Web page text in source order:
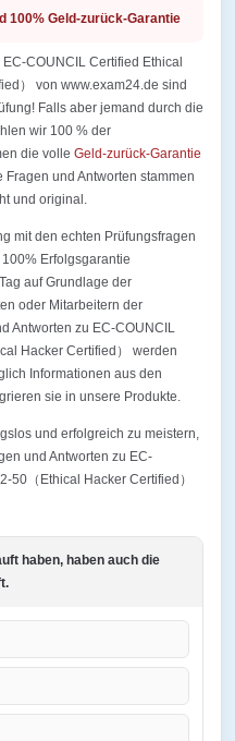
100% Geld-zurück-Garantie
COUNCIL Certified Ethical
） von www.exam24.de sind
Falls aber jemand durch die
wir 100 % der
die volle Geld-zurück-Garantie
und Antworten stammen
und original.
mit den echten Prüfungsfragen
Erfolgsgarantie
auf Grundlage der
oder Mitarbeitern der
Antworten zu EC-COUNCIL
Hacker Certified） werden
Informationen aus den
sie in unsere Produkte.
und erfolgreich zu meistern,
und Antworten zu EC-
50（Ethical Hacker Certified）
haben, haben auch die